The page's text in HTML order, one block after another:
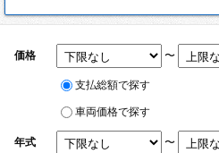
価格 〜
支払総額で探す
車両価格で探す
年式 〜